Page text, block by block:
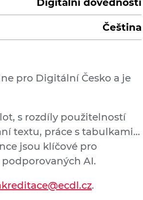
Digitální dovednosti
Čeština
pro Digitální Česko a je
s rozdíly použitelností
textu, práce s tabulkami…
jsou klíčové pro
AI.
.